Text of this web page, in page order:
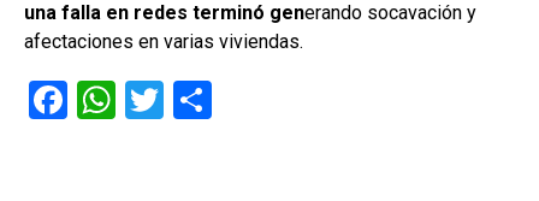
una falla en redes terminó generando socavación y
afectaciones en varias viviendas.
F
W
T